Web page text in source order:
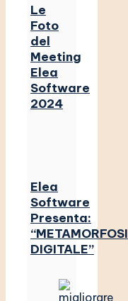
Le
Foto
del
Meeting
Elea
Software
2024
Elea
Software
Presenta:
“METAMORFOSI
DIGITALE”